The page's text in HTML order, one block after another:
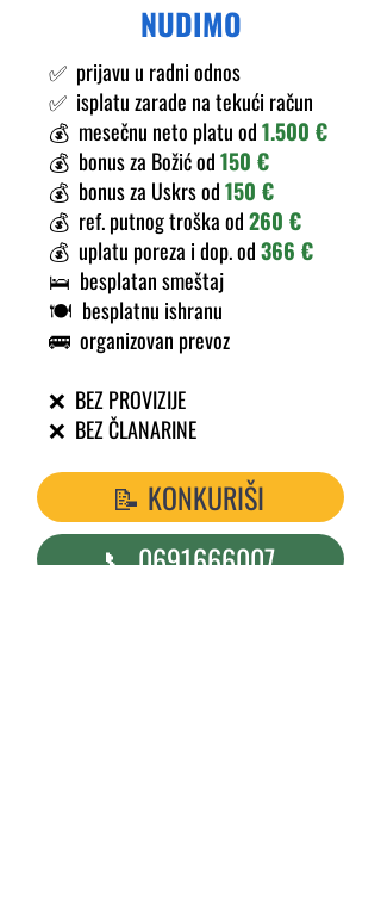
NUDIMO
✅ prijavu u radni odnos
✅ isplatu zarade na tekući račun
💰️ mesečnu neto platu od1.500 €
💰️ bonus za Božić od150 €
💰️ bonus za Uskrs od150 €
💰️ ref. putnog troška od260 €
💰️ uplatu poreza i dop. od366 €
🛌 besplatan smeštaj
🍽️ besplatnu ishranu
🚌 organizovan prevoz
❌ BEZ PROVIZIJE
❌ BEZ ČLANARINE
📝 KONKURIŠI
📞 0691666007